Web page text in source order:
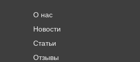
О нас
Новости
Статьи
Отзывы